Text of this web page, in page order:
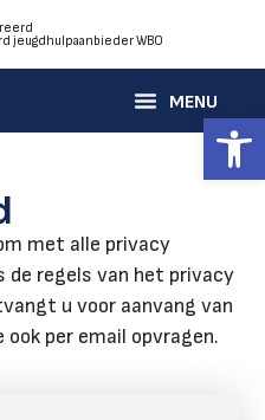
jeugdhulpaanbieder WBO
met alle privacy
de regels van het privacy
u voor aanvang van
ook per email opvragen.